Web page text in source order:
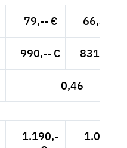
79,-- € 66,39 €
990,-- € 831,93 €
0,46
1.190,-
1.000,-